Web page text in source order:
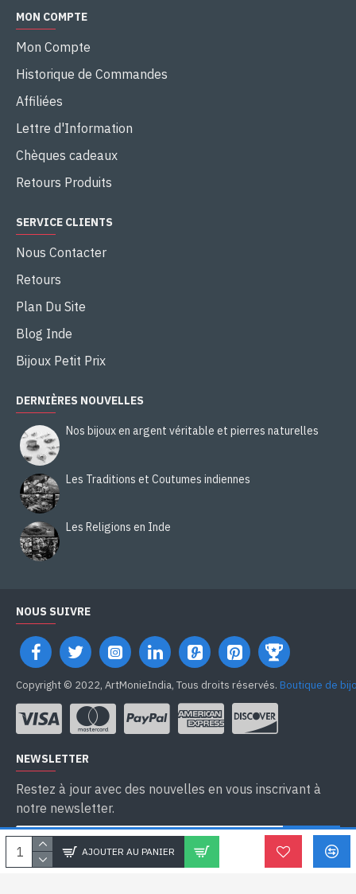
AJOUTER AU PANIER
MON COMPTE
Mon Compte
Historique de Commandes
Affiliées
Lettre d'Information
Chèques cadeaux
Retours Produits
SERVICE CLIENTS
Nous Contacter
Retours
Plan Du Site
Blog Inde
Bijoux Petit Prix
DERNIÈRES NOUVELLES
Nos bijoux en argent véritable et pierres naturelles
Les Traditions et Coutumes indiennes
Les Religions en Inde
NOUS SUIVRE
Copyright © 2022, ArtMonieIndia, Tous droits réservés. Boutique de
NEWSLETTER
Restez à jour avec des nouvelles en vous inscrivant à
notre newsletter.